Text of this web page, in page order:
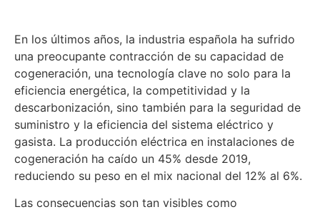
En los últimos años, la industria española ha sufrido
una preocupante contracción de su capacidad de
cogeneración, una tecnología clave no solo para la
eficiencia energética, la competitividad y la
descarbonización, sino también para la seguridad de
suministro y la eficiencia del sistema eléctrico y
gasista. La producción eléctrica en instalaciones de
cogeneración ha caído un 45% desde 2019,
reduciendo su peso en el mix nacional del 12% al 6%.
Las consecuencias son tan visibles como